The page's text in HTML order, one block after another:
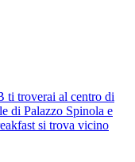
ti troverai al centro di
di Palazzo Spinola e
si trova vicino